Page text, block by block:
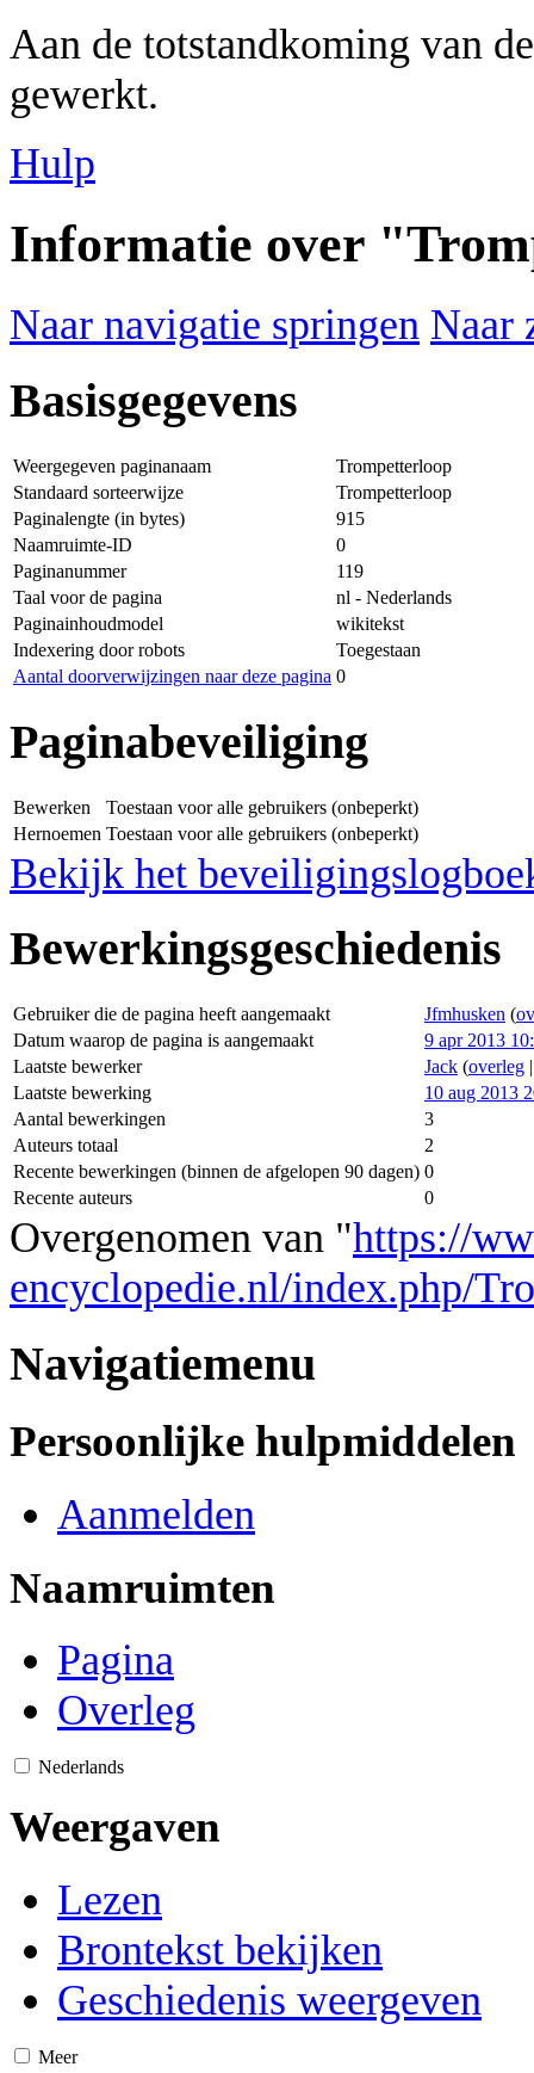
Aan de totstandkoming van
gewerkt.
Hulp
Informatie over
Naar navigatie springen Naar
Basisgegevens
Weergegeven paginanaam
Trompetterloop
Standaard sorteerwijze
Trompetterloop
Paginalengte (in bytes)
915
Naamruimte-ID
0
Paginanummer
119
Taal voor de pagina
nl - Nederlands
Paginainhoudmodel
wikitekst
Indexering door robots
Toegestaan
Aantal doorverwijzingen naar deze pagina 0
Paginabeveiliging
Bewerken
Toestaan voor alle gebruikers (onbeperkt)
Hernoemen Toestaan voor alle gebruikers (onbeperkt)
Bekijk het
Bewerkingsgeschiedenis
Gebruiker die de pagina heeft aangemaakt Jfmhusken (
Datum waarop de pagina is aangemaakt
9 apr 2013
Laatste bewerker
Jack (overleg
Laatste bewerking
10 aug 2013
Aantal bewerkingen
3
Auteurs totaal
2
Recente bewerkingen (binnen de afgelopen 90 dagen) 0
Recente auteurs
0
Overgenomen van "https://
encyclopedie.nl/index.php/
Navigatiemenu
Persoonlijke hulpmiddelen
Aanmelden
Naamruimten
Pagina
Overleg
Nederlands
Weergaven
Lezen
Brontekst bekijken
Geschiedenis weergeven
Meer